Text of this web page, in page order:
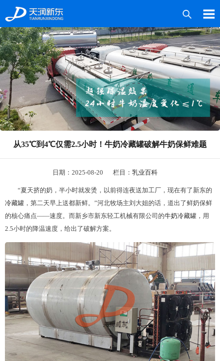
产品中心
案例中心
媒体中心
技术服务
关于新东
联系我们
从35℃到4℃仅需2.5小时！牛奶冷藏罐破解牛奶保鲜难题
日期：2025-08-20 栏目： 乳业百科
“夏天挤的奶，半小时就发烫，以前得连夜送加工厂，现在有了新东的
冷藏罐 ，第二天早上送都新鲜。”河北牧场主刘大姐的话，道出了鲜奶保鲜
的核心痛点——速度。而新乡市新东轻工机械有限公司的牛奶冷藏罐 ，用
2.5小时的降温速度，给出了破解方案。